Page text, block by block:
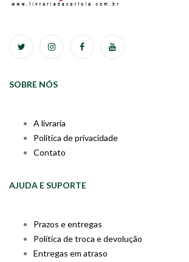
SOBRE NÓS
A livraria
Política de privacidade
Contato
AJUDA E SUPORTE
Prazos e entregas
Política de troca e devolução
Entregas em atraso